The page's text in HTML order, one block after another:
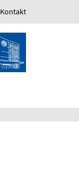
Kontakt